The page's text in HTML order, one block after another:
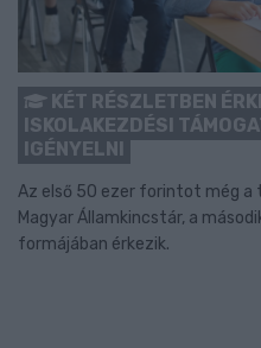
KÉT RÉSZLETBEN
ISKOLAKEZDÉSI
IGÉNYELNI
Az első 50 ezer forintot még
Magyar Államkincstár, a
formájában érkezik.